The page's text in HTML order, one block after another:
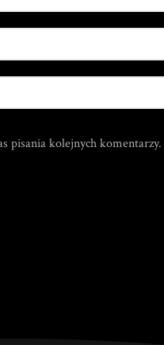
pisania kolejnych komentarzy.